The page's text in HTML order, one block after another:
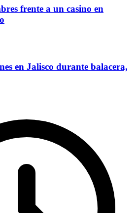
frente a un casino en
en Jalisco durante balacera,